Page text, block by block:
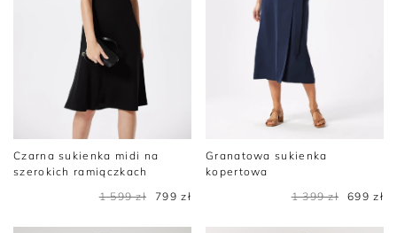
Czarna sukienka midi na
szerokich ramiączkach
1 599 zł
799 zł
Granatowa sukienka
kopertowa
1 399 zł
699 zł